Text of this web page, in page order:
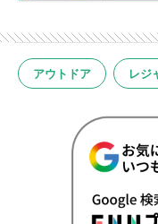
アウトドア レジ